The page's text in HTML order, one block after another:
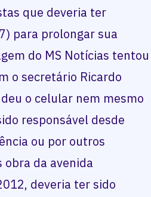
que deveria ter
para prolongar sua
do MS Notícias tentou
o secretário Ricardo
o celular nem mesmo
responsável desde
ou por outros
obra da avenida
deveria ter sido